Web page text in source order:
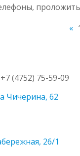
«
(4752) 75-59-09
Чичерина, 62
26/1